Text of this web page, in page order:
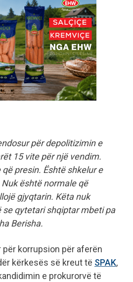
për depolitizimin e
15 vite për një vendim.
presin. Është shkelur e
është normale që
gjyqtarin. Këta nuk
se qytetari shqiptar mbeti pa
Berisha.
për korrupsion për aferën
kërkesës së kreut të SPAK,
e prokurorvë të